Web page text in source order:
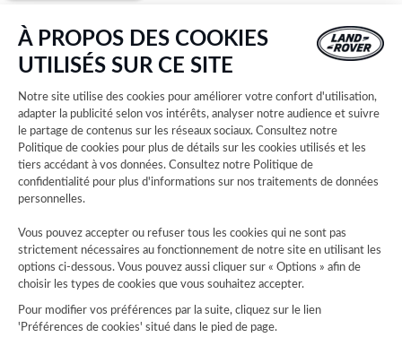
À PROPOS DES COOKIES
UTILISÉS SUR CE SITE
Notre site utilise des cookies pour améliorer votre confort d'utilisation,
adapter la publicité selon vos intérêts, analyser notre audience et suivre
le partage de contenus sur les réseaux sociaux. Consultez notre
Politique de cookies pour plus de détails sur les cookies utilisés et les
tiers accédant à vos données. Consultez notre Politique de
confidentialité pour plus d'informations sur nos traitements de données
personnelles.
Vous pouvez accepter ou refuser tous les cookies qui ne sont pas
strictement nécessaires au fonctionnement de notre site en utilisant les
options ci-dessous. Vous pouvez aussi cliquer sur « Options » afin de
choisir les types de cookies que vous souhaitez accepter.
Pour modifier vos préférences par la suite, cliquez sur le lien
'Préférences de cookies' situé dans le pied de page.
votre
concession,
consultez notre
liste complète
des concessions
Land Rover.
Sélectionnez
ensuite votre
concession et
découvrez les
horaires
d'ouverture,
coordonnées,
plans d'accès et
explorez nos